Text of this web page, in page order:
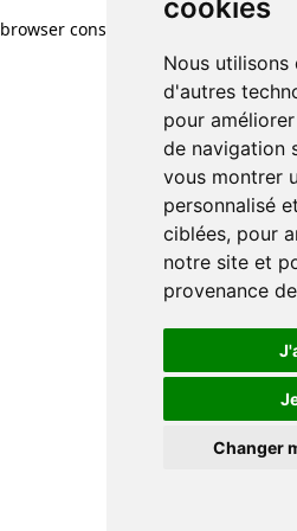
cookies
Nous utilisons
d'autres
pour
de navigation
vous montrer
personnalisé
ciblées, pour
notre site et
provenance
Changer
browser console for more information)